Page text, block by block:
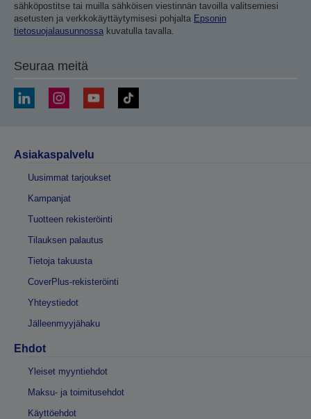
sähköpostitse tai muilla sähköisen viestinnän tavoilla valitsemiesi
asetusten ja verkkokäyttäytymisesi pohjalta Epsonin
tietosuojalausunnossa kuvatulla tavalla.
Seuraa meitä
Asiakaspalvelu
Uusimmat tarjoukset
Kampanjat
Tuotteen rekisteröinti
Tilauksen palautus
Tietoja takuusta
CoverPlus-rekisteröinti
Yhteystiedot
Jälleenmyyjähaku
Ehdot
Yleiset myyntiehdot
Maksu- ja toimitusehdot
Käyttöehdot